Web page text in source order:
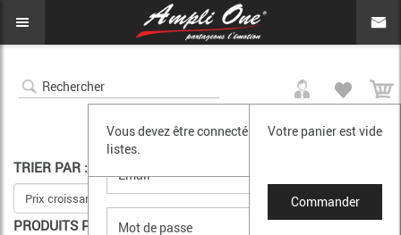
SE CONNECTER
Vous devez être connecté pour accéder à vos
listes.
Votre panier est vide
Commander
TRIER PAR :
PRODUITS PAR PAGE